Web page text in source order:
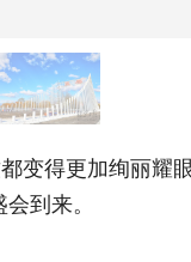
变得更加绚丽耀
到来。